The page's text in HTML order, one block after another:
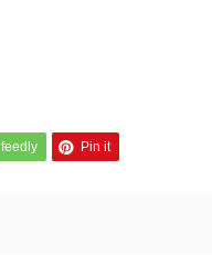
feedly Pin it